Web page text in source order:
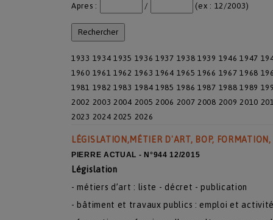
Apres :
/ (ex : 12/2003)
1933 1934 1935 1936 1937 1938 1939 1946 1947
1960 1961 1962 1963 1964 1965 1966 1967 1968
1981 1982 1983 1984 1985 1986 1987 1988 1989
2002 2003 2004 2005 2006 2007 2008 2009 2010
2023 2024 2025 2026
LÉGISLATION,MÉTIER D'ART, BOP,
PIERRE ACTUAL - N°944 12/2015
Législation
- métiers d’art : liste - décret - publication
- bâtiment et travaux publics : emploi et